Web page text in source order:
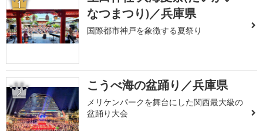
1
なつまつり)／兵庫県
国際都市神戸を象徴する夏祭り
2 こうべ海の盆踊り／兵庫県
メリケンパークを舞台にした関西最大級の
盆踊り大会